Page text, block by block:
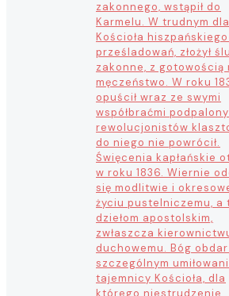
zakonnego, wstąpił do
Karmelu. W trudnym dla
Kościoła
prześladowań, złożył
zakonne, z gotowością
męczeństwo. W roku
opuścił wraz ze swymi
współbraćmi
rewolucjonistów
do niego nie powrócił.
Święcenia kapłańskie
w roku 1836. Wiernie
się modlitwie i
życiu pustelniczemu, a
dziełom apostolskim,
zwłaszcza
duchowemu. Bóg
szczególnym
tajemnicy Kościoła, dla
którego niestrudzenie